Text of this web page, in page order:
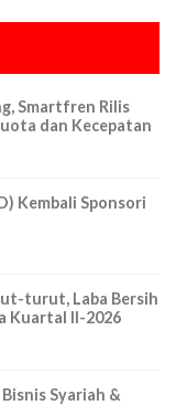
Smartfren Rilis
dan Kecepatan
Kembali Sponsori
turut, Laba Bersih
Kuartal II-2026
Syariah &